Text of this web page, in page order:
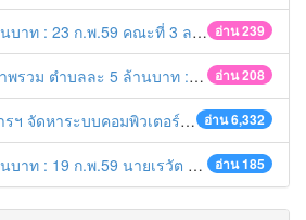
อ่าน 239
ก.พ.59 คณะที่ 3 ลงพื้นที่ อ.บางปะอิน
อ่าน 208
ละ 5 ล้านบาท : 21 ก.พ. 59 เวลา 20.20 น.
อ่าน 6,332
าระบบคอมพิวเตอร์ ครั้งที่ 1/2559
อ่าน 185
นายเรวัต ประสงค์ รอง ผวจ.1 ลงพื้นที่ อ.ท่าเรือ